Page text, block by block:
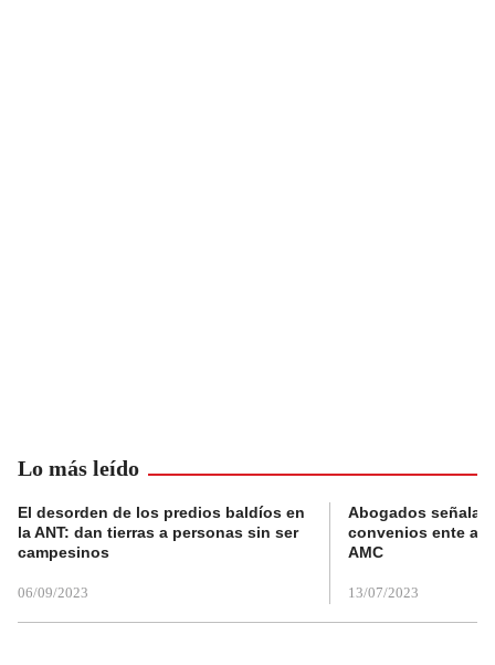
Lo más leído
El desorden de los predios baldíos en
la ANT: dan tierras a personas sin ser
campesinos
06/09/2023
Abogados
convenios ente
AMC
13/07/2023